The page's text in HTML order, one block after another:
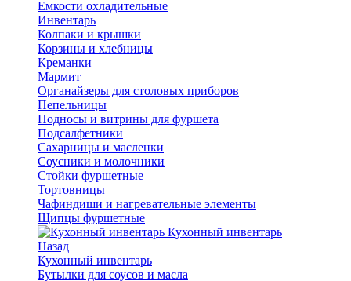
Емкости охладительные
Инвентарь
Колпаки и крышки
Корзины и хлебницы
Креманки
Мармит
Органайзеры для столовых приборов
Пепельницы
Подносы и витрины для фуршета
Подсалфетники
Сахарницы и масленки
Соусники и молочники
Стойки фуршетные
Тортовницы
Чафиндиши и нагревательные элементы
Щипцы фуршетные
Кухонный инвентарь
Назад
Кухонный инвентарь
Бутылки для соусов и масла